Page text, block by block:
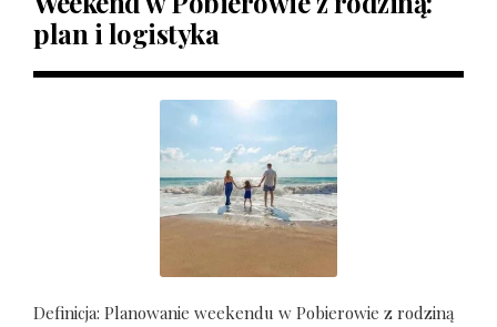
plan i logistyka
Definicja: Planowanie weekendu w Pobierowie z rodziną